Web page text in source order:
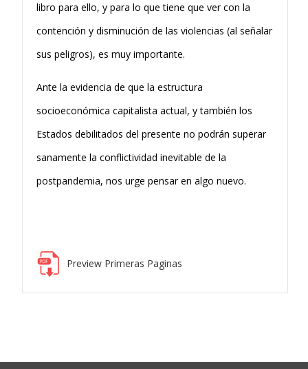
libro para ello, y para lo que tiene que ver con la
contención y disminución de las violencias (al señalar
sus peligros), es muy importante.
Ante la evidencia de que la estructura
socioeconómica capitalista actual, y también los
Estados debilitados del presente no podrán superar
sanamente la conflictividad inevitable de la
postpandemia, nos urge pensar en algo nuevo.
Preview Primeras Paginas